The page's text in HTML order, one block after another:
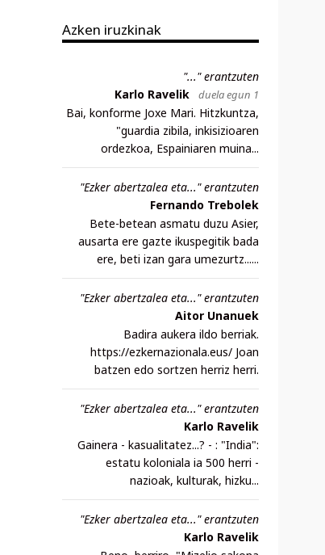
Azken iruzkinak
"..." erantzuten
Karlo Ravelik
duela egun 1
Bai, konforme Joxe Mari. Hitzkuntza,
"guardia zibila, inkisizioaren
ordezkoa, Espainiaren muina...
"Ezker abertzalea eta..." erantzuten
Fernando Trebolek
Bete-betean asmatu duzu Asier,
ausarta ere gazte ikuspegitik bada
ere, beti izan gara umezurtz......
"Ezker abertzalea eta..." erantzuten
Aitor Unanuek
Badira aukera ildo berriak.
https://ezkernazionala.eus/ Joan
batzen edo sortzen herriz herri.
"Ezker abertzalea eta..." erantzuten
Karlo Ravelik
Gainera - kasualitatez...? - : "India":
estatu koloniala ia 500 herri -
nazioak, kulturak, hizku...
"Ezker abertzalea eta..." erantzuten
Karlo Ravelik